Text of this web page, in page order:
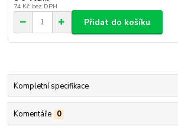
74 Kč bez DPH
Přidat do košíku
Kompletní specifikace
Komentáře 0